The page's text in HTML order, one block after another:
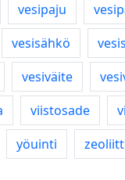
vesipaju
vesisähkö
vesiväite
viistosade
yöuinti